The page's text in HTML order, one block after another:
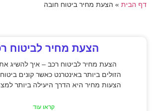
דף הבית » הצעת מחיר ביטוח חובה
הצעת מחיר לביטוח
הצעת מחיר לביטוח רכב – איך להשיג
הזולים ביותר באינטרנט כאשר קונים
הצעות מחיר היא הדרך היעילה ביותר
קראו עוד